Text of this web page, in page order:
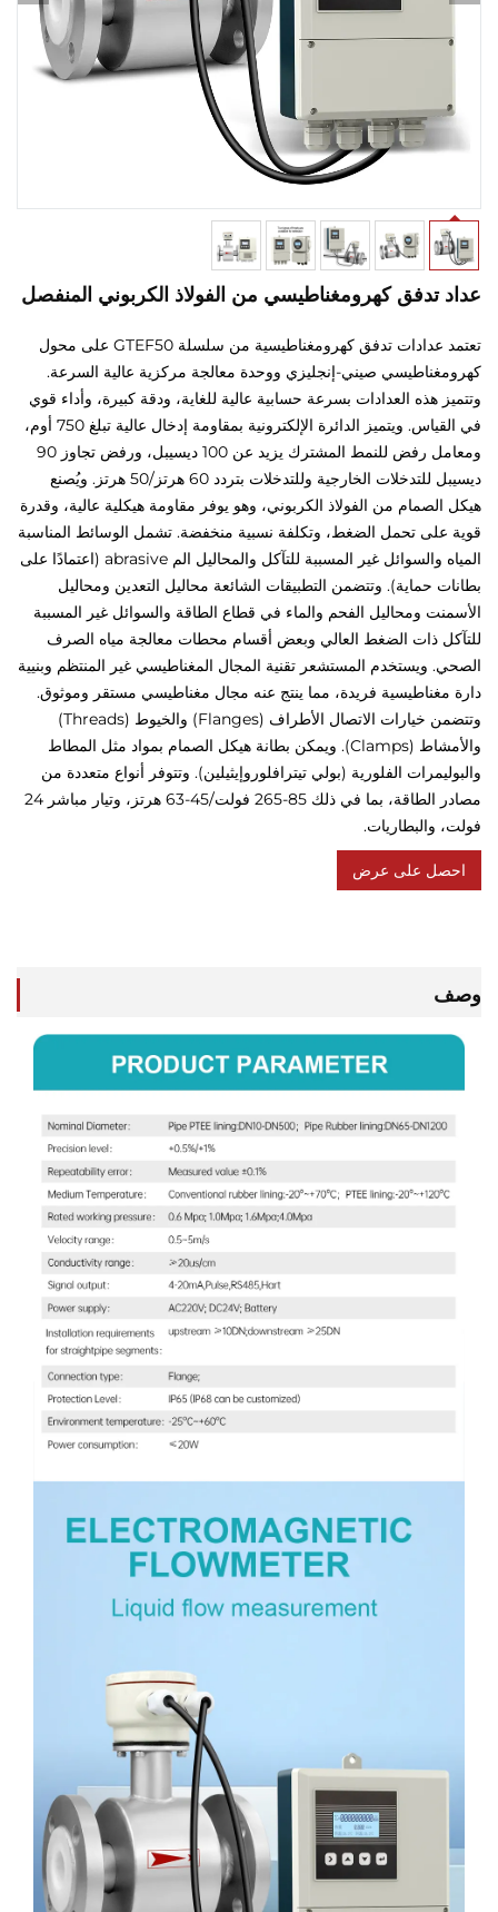
تدفق كهرومغناطيسي من الفولاذ الكربوني المنفصل
تعتمد عدادات تدفق كهرومغناطيسية من سلسلة GTEF50 على محول
صيني-إنجليزي ووحدة معالجة مركزية عالية السرعة.
هذه العدادات بسرعة حسابية عالية للغاية، ودقة كبيرة، وأداء قوي
في القياس. ويتميز الدائرة الإلكترونية بمقاومة إدخال عالية تبلغ 750 أوم،
ومعامل رفض للنمط المشترك يزيد عن 100 ديسيبل، ورفض تجاوز 90
ديسيبل للتدخلات الخارجية وللتدخلات بتردد 60 هرتز/50 هرتز. ويُصنع
من الفولاذ الكربوني، وهو يوفر مقاومة هيكلية عالية، وقدرة
تحمل الضغط، وتكلفة نسبية منخفضة. تشمل الوسائط المناسبة
المياه والسوائل غير المسببة للتآكل والمحاليل الم abrasive (اعتمادًا على
حماية). وتتضمن التطبيقات الشائعة محاليل التعدين ومحاليل
ومحاليل الفحم والماء في قطاع الطاقة والسوائل غير المسببة
ذات الضغط العالي وبعض أقسام محطات معالجة مياه الصرف
ويستخدم المستشعر تقنية المجال المغناطيسي غير المنتظم وبنيية
فريدة، مما ينتج عنه مجال مغناطيسي مستقر وموثوق.
وتتضمن خيارات الاتصال الأطراف (Flanges) والخيوط (Threads)
والأمشاط (Clamps). ويمكن بطانة هيكل الصمام بمواد مثل المطاط
الفلورية (بولي تيترافلوروإيثيلين). وتتوفر أنواع متعددة من
مصادر الطاقة، بما في ذلك 85-265 فولت/45-63 هرتز، وتيار مباشر 24
على عرض